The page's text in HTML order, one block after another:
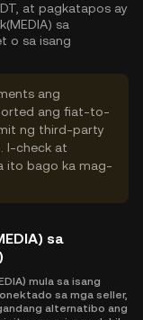
at pagkatapos ay
sa
o sa isang
ang
ang fiat-to-
ng third-party
I-check at
ito bago ka mag-
sa
mula sa isang
sa mga seller,
alternatibo ang